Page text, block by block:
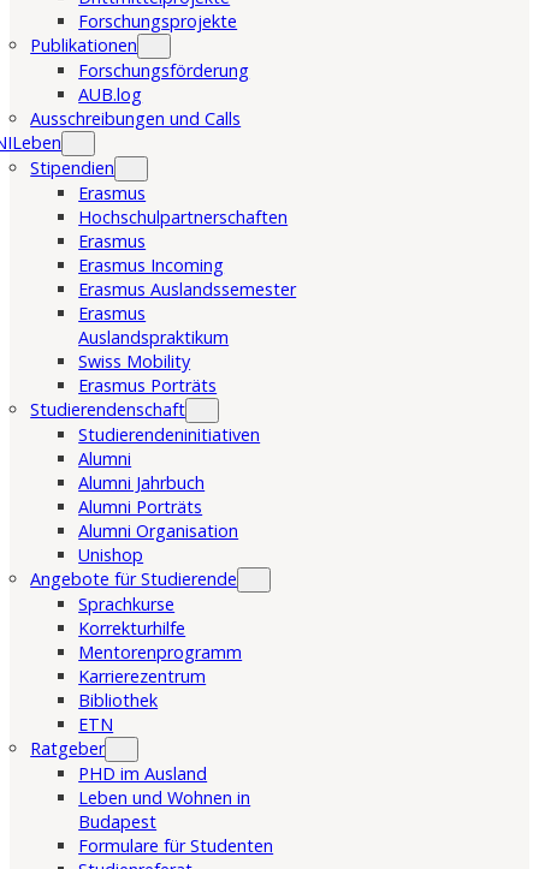
Forschungsprojekte
Publikationen
Forschungsförderung
AUB.log
Ausschreibungen und Calls
Stipendien
Erasmus
Hochschulpartnerschaften
Erasmus
Erasmus Incoming
Erasmus Auslandssemester
Erasmus
Auslandspraktikum
Swiss Mobility
Erasmus Porträts
Studierendenschaft
Studierendeninitiativen
Alumni
Alumni Jahrbuch
Alumni Porträts
Alumni Organisation
Unishop
Angebote für Studierende
Sprachkurse
Korrekturhilfe
Mentorenprogramm
Karrierezentrum
Bibliothek
ETN
Ratgeber
PHD im Ausland
Leben und Wohnen in
Budapest
Formulare für Studenten